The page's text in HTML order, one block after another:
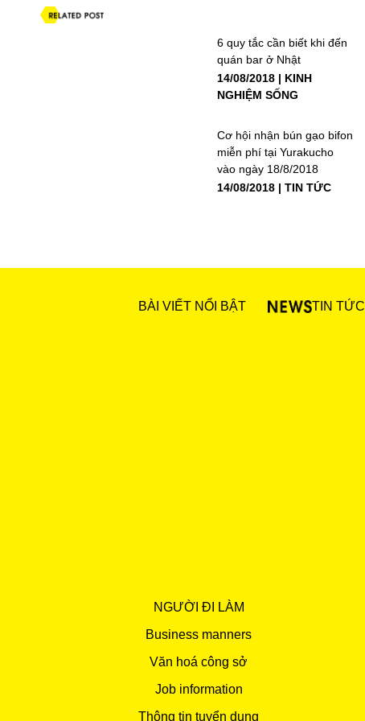
6 quy tắc cần biết khi đến
quán bar ở Nhật
14/08/2018
KINH
NGHIỆM SỐNG
Cơ hội nhận bún gạo bifon
miễn phí tại Yurakucho
vào ngày 18/8/2018
14/08/2018
TIN TỨC
BÀI VIẾT NỔI BẬT TIN TỨC
NGƯỜI ĐI LÀM
Business manners
Văn hoá công sở
Job information
Thông tin tuyển dụng